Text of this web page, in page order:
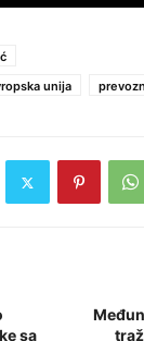
unija
sa